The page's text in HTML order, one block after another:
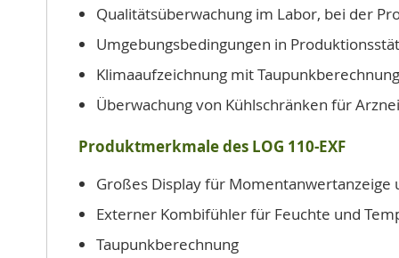
Qualitätsüberwachung im Labor, bei der
Umgebungsbedingungen in
Klimaaufzeichnung mit Taupunkberechnung
Überwachung von Kühlschränken für
Produktmerkmale des LOG 110-EXF
Großes Display für Momentanwertanzeige
Externer Kombifühler für Feuchte und
Taupunkberechnung